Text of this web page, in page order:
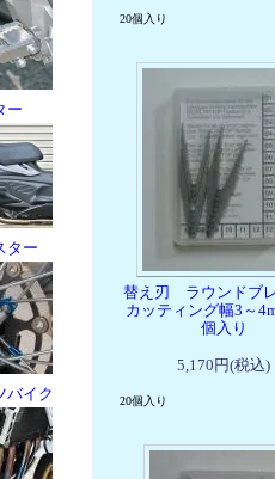
ー
ター
バイク
20個入り
替え刃 ラウンドブ
カッティング幅3～
個入り
5,170円(税込)
20個入り